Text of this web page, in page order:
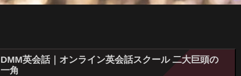
DMM英会話｜オンライン英会話スクール 二大巨頭の
一角